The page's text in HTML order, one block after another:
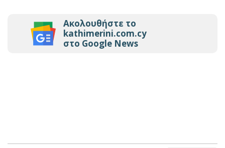
Ακολουθήστε το
kathimerini.com.cy
στο Google News